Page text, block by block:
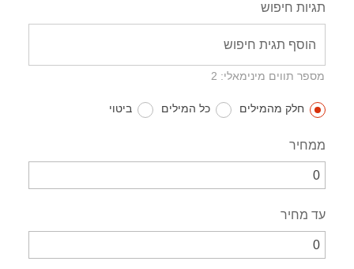
תגיות חיפוש
מספר תווים מינימאלי: 2
חלק מהמילים כל המילים ביטוי
ממחיר
עד מחיר